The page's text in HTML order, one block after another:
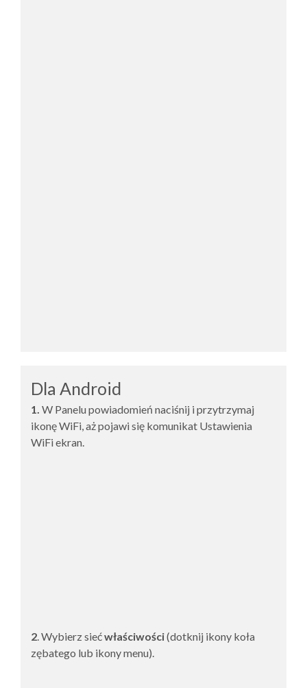
Dla Android
1. W Panelu powiadomień naciśnij i przytrzymaj
ikonę WiFi, aż pojawi się komunikat Ustawienia
WiFiekran.
2. Wybierz siećwłaściwości(dotknij ikony koła
zębatego lub ikony menu).